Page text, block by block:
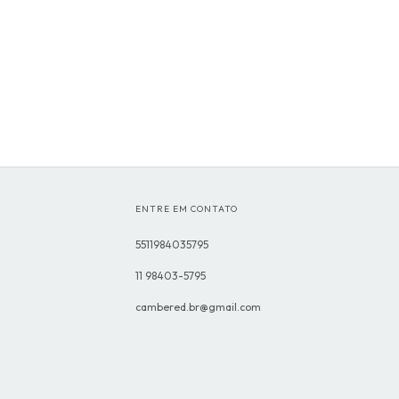
ENTRE EM CONTATO
5511984035795
11 98403-5795
cambered.br@gmail.com